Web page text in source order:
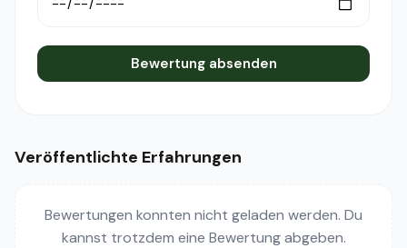
Bewertung absenden
Veröffentlichte Erfahrungen
Bewertungen konnten nicht geladen werden. Du
kannst trotzdem eine Bewertung abgeben.